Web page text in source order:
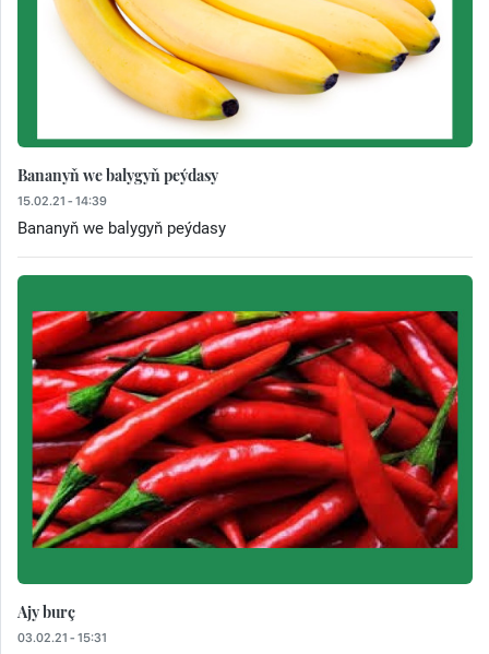
Bananyň we balygyň peýdasy
15.02.21 - 14:39
Bananyň we balygyň peýdasy
Ajy burç
03.02.21 - 15:31